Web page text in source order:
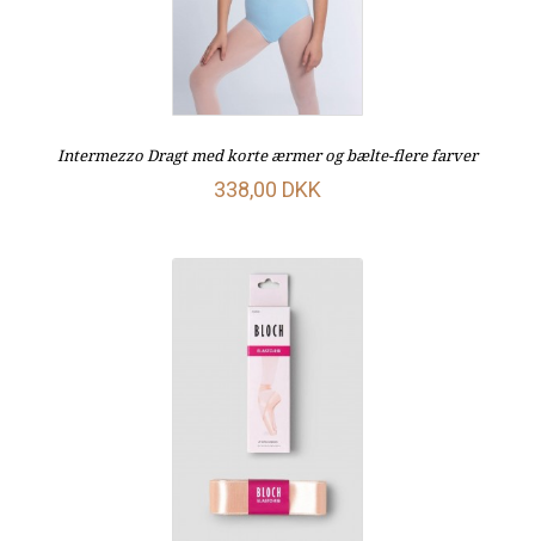
Intermezzo Dragt med korte ærmer og bælte-flere farver
338,00 DKK